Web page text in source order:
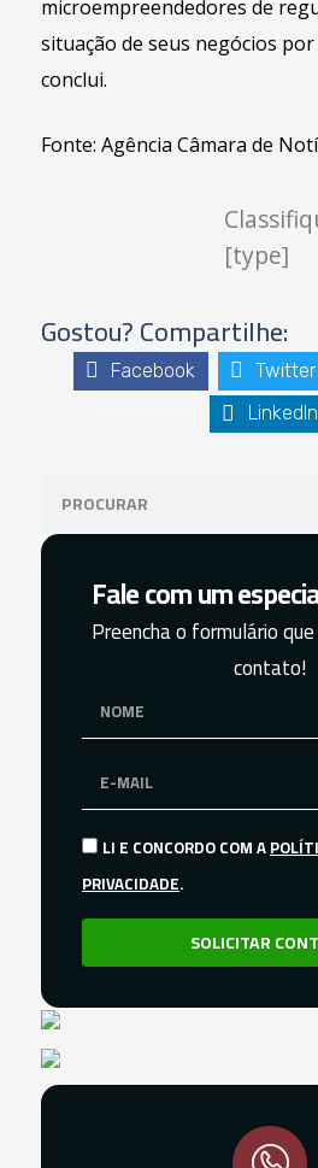
microempreendedores de
situação de seus negócios por
conclui.
Fonte: Agência Câmara de
[type]
Gostou? Compartilhe:
Facebook Twitter
LinkedIn
Fale com um
Preencha o formulário
contato!
LI E CONCORDO COM A
PRIVACIDADE.
SOLICITAR